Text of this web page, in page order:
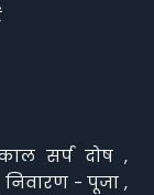
सर्प दोष ,
निवारण - पूजा ,